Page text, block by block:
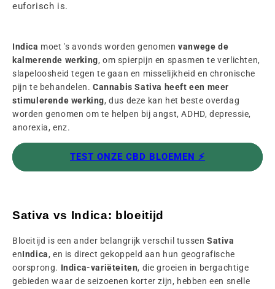
euforisch is.
Indica moet 's avonds worden genomenvanwege de
kalmerende werking, om spierpijn en spasmen te verlichten,
slapeloosheid tegen te gaan en misselijkheid en chronische
pijn te behandelen. Cannabis Sativa heeft een meer
stimulerende werking, dus deze kan het beste overdag
worden genomen om te helpen bij angst, ADHD, depressie,
anorexia, enz.
TEST ONZE CBD BLOEMEN ⚡️
Sativa vs Indica: bloeitijd
Bloeitijd is een ander belangrijk verschil tussen Sativa
enIndica, en is direct gekoppeld aan hun geografische
oorsprong. Indica-variëteiten, die groeien in bergachtige
gebieden waar de seizoenen korter zijn, hebben een snelle